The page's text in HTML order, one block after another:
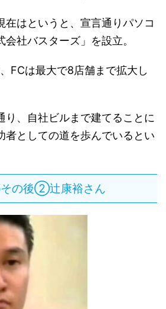
在はというと、宣言通りパソコ
社バスターズ」を設立。
FCは最大で8店舗まで拡大し
り、自社ビルまで建てることに
者としての道を歩んでいるとい
その後②辻康裕さん